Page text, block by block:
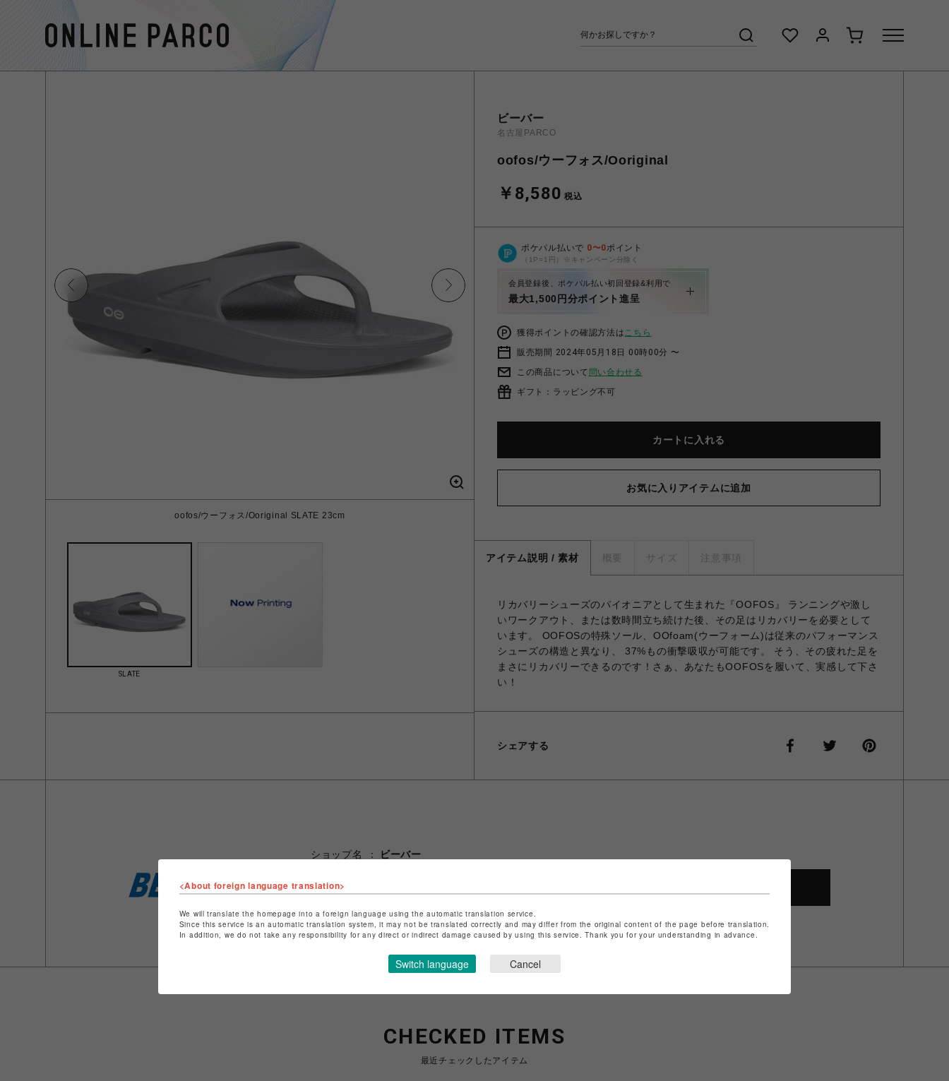
oofos/ウーフォス/Ooriginal SLATE 23cm
SLATE
ビーバー
名古屋PARCO
oofos/ウーフォス/Ooriginal
￥8,580 税込
ポケパル払いで 0〜0ポイント
（1P=1円）※キャンペーン分除く
会員登録後、ポケパル払い初回登録&利用で
最大1,500円分ポイント進呈
獲得ポイントの確認方法はこちら
販売期間 2024年05月18日 00時00分 〜
この商品について 問い合わせる
ギフト：ラッピング不可
カートに入れる
お気に入りアイテムに追加
アイテム説明 / 素材 概要 サイズ 注意事項
リカバリーシューズのパイオニアとして生まれた『OOFOS』 ランニングや激し
いワークアウト、または数時間立ち続けた後、その足はリカバリーを必要として
います。 OOFOSの特殊ソール、OOfoam(ウーフォーム)は従来のパフォーマンス
シューズの構造と異なり、 37%もの衝撃吸収が可能です。 そう、その疲れた足を
まさにリカバリーできるのです！さぁ、あなたもOOFOSを履いて、実感して下さ
い！
シェアする
ショップ名
ビーバー
ショップお問い合わせはこちら
CHECKED ITEMS
最近チェックしたアイテム
<About foreign language translation>
We will translate the homepage into a foreign language using the automatic translation service.
Since this service is an automatic translation system, it may not be translated correctly and may differ from the original content of the page before translation.
In addition, we do not take any responsibility for any direct or indirect damage caused by using this service. Thank you for your understanding in advance.
Switch language Cancel